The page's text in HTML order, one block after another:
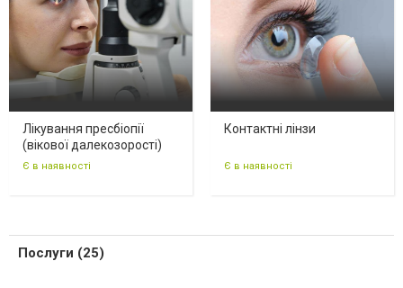
Лікування пресбіопії
(вікової далекозорості)
Є в наявності
Контактні лінзи
Є в наявності
Послуги (25)